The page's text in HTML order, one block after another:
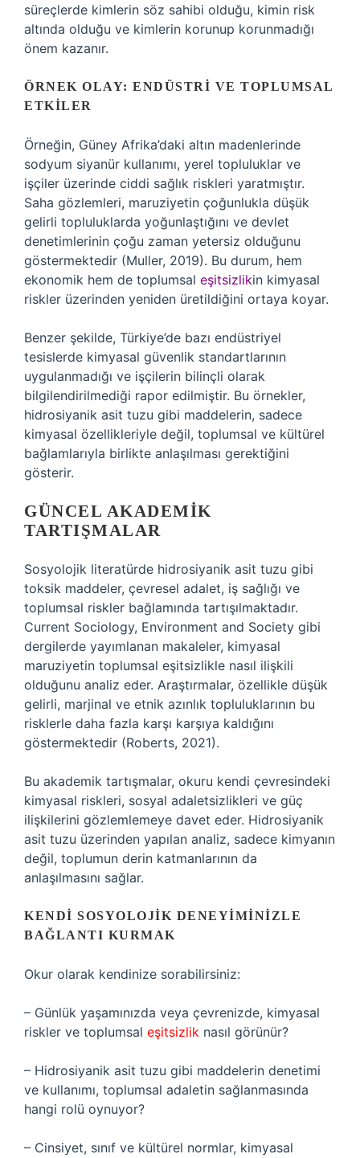
süreçlerde kimlerin söz sahibi olduğu, kimin risk
altında olduğu ve kimlerin korunup korunmadığı
önem kazanır.
ÖRNEK OLAY: ENDÜSTRI VE TOPLUMSAL
ETKILER
Örneğin, Güney Afrika’daki altın madenlerinde
sodyum siyanür kullanımı, yerel topluluklar ve
işçiler üzerinde ciddi sağlık riskleri yaratmıştır.
Saha gözlemleri, maruziyetin çoğunlukla düşük
gelirli topluluklarda yoğunlaştığını ve devlet
denetimlerinin çoğu zaman yetersiz olduğunu
göstermektedir (Muller, 2019). Bu durum, hem
ekonomik hem de toplumsal eşitsizlikin kimyasal
riskler üzerinden yeniden üretildiğini ortaya koyar.
Benzer şekilde, Türkiye’de bazı endüstriyel
tesislerde kimyasal güvenlik standartlarının
uygulanmadığı ve işçilerin bilinçli olarak
bilgilendirilmediği rapor edilmiştir. Bu örnekler,
hidrosiyanik asit tuzu gibi maddelerin, sadece
kimyasal özellikleriyle değil, toplumsal ve kültürel
bağlamlarıyla birlikte anlaşılması gerektiğini
gösterir.
GÜNCEL AKADEMIK
TARTIŞMALAR
Sosyolojik literatürde hidrosiyanik asit tuzu gibi
toksik maddeler, çevresel adalet, iş sağlığı ve
toplumsal riskler bağlamında tartışılmaktadır.
Current Sociology, Environment and Society gibi
dergilerde yayımlanan makaleler, kimyasal
maruziyetin toplumsal eşitsizlikle nasıl ilişkili
olduğunu analiz eder. Araştırmalar, özellikle düşük
gelirli, marjinal ve etnik azınlık topluluklarının bu
risklerle daha fazla karşı karşıya kaldığını
göstermektedir (Roberts, 2021).
Bu akademik tartışmalar, okuru kendi çevresindeki
kimyasal riskleri, sosyal adaletsizlikleri ve güç
ilişkilerini gözlemlemeye davet eder. Hidrosiyanik
asit tuzu üzerinden yapılan analiz, sadece kimyanın
değil, toplumun derin katmanlarının da
anlaşılmasını sağlar.
KENDI SOSYOLOJIK DENEYIMINIZLE
BAĞLANTI KURMAK
Okur olarak kendinize sorabilirsiniz:
– Günlük yaşamınızda veya çevrenizde, kimyasal
riskler ve toplumsal eşitsizlik nasıl görünür?
– Hidrosiyanik asit tuzu gibi maddelerin denetimi
ve kullanımı, toplumsal adaletin sağlanmasında
hangi rolü oynuyor?
– Cinsiyet, sınıf ve kültürel normlar, kimyasal